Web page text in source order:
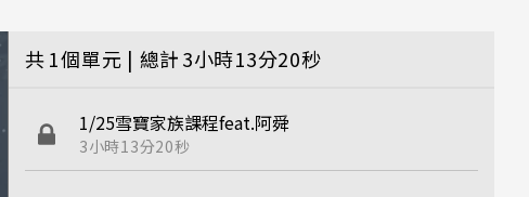
共1個單元 | 總計3小時13分20秒
1/25雪寶家族課程feat.阿舜
3小時13分20秒